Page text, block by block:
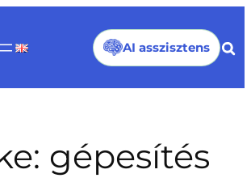
AI asszisztens
gépesítés